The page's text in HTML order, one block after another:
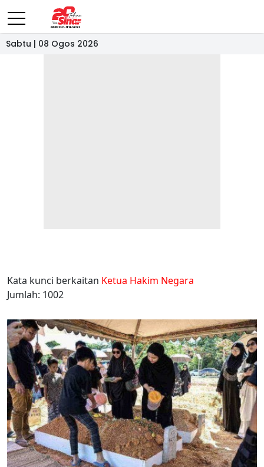
Sabtu | 08 Ogos 2026
Kata kunci berkaitan Ketua Hakim Negara
Jumlah: 1002